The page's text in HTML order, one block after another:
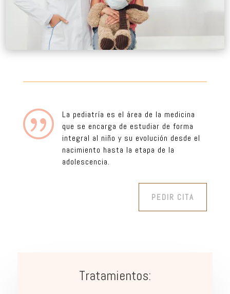
|
La pediatría es el área de la medicina
que se encarga de estudiar de forma
integral al niño y su evolución desde el
nacimiento hasta la etapa de la
adolescencia.
PEDIR CITA
Tratamientos: